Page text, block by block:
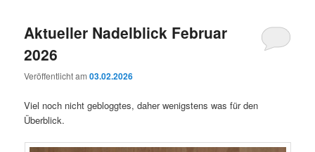
Aktueller Nadelblick Februar
2026
Veröffentlicht am03.02.2026
Viel noch nicht gebloggtes, daher wenigstens was für den
Überblick.